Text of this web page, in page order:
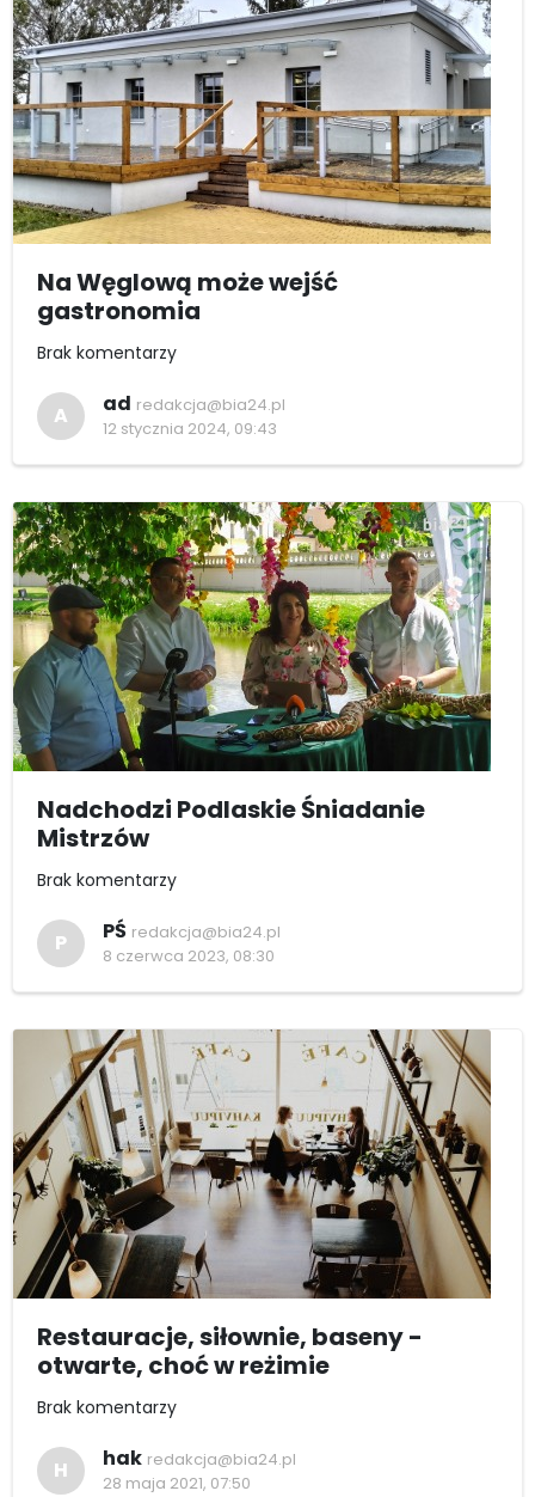
Na Węglową może wejść
gastronomia
Brak komentarzy
A ad redakcja@bia24.pl
12 stycznia 2024, 09:43
Nadchodzi Podlaskie Śniadanie
Mistrzów
Brak komentarzy
P PŚ redakcja@bia24.pl
8 czerwca 2023, 08:30
Restauracje, siłownie, baseny -
otwarte, choć w reżimie
Brak komentarzy
H hak redakcja@bia24.pl
28 maja 2021, 07:50